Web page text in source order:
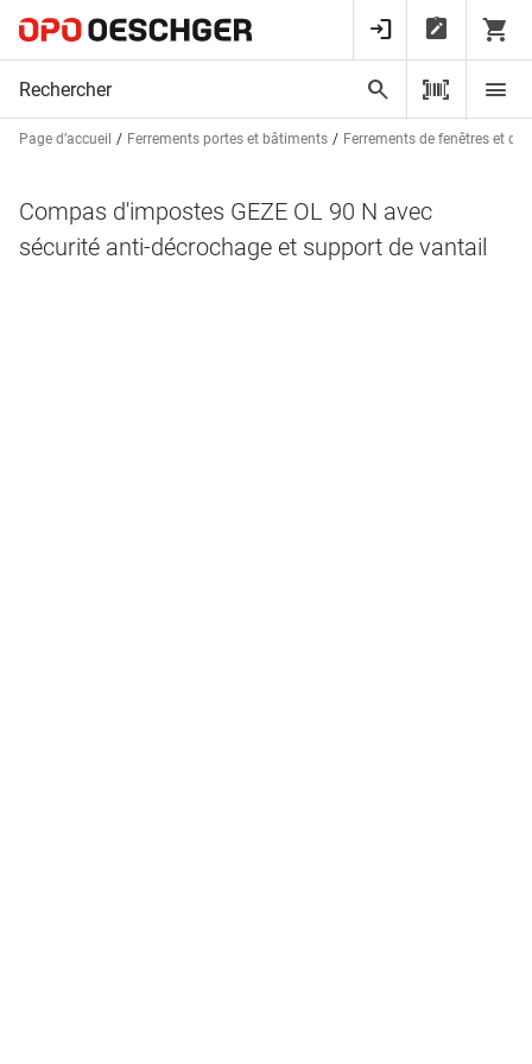
Page d’accueil Ferrements portes et bâtiments Ferrements de fenêtres et de
Compas d'impostes GEZE OL 90 N avec
sécurité anti-décrochage et support de vantail